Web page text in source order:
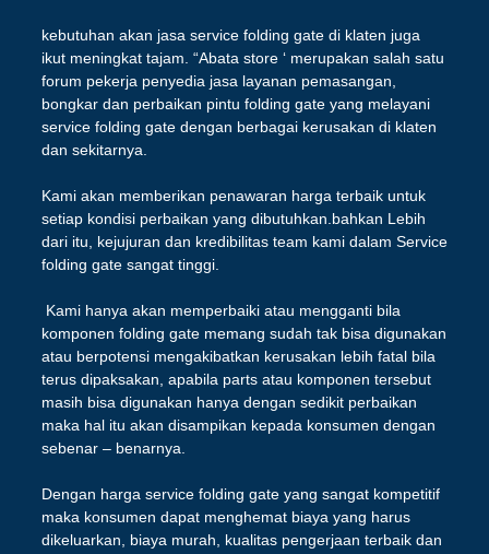
kebutuhan akan jasa service folding gate di klaten juga
ikut meningkat tajam. “Abata store ‘ merupakan salah satu
forum pekerja penyedia jasa layanan pemasangan,
bongkar dan perbaikan pintu folding gate yang melayani
service folding gate dengan berbagai kerusakan di klaten
dan sekitarnya.
Kami akan memberikan penawaran harga terbaik untuk
setiap kondisi perbaikan yang dibutuhkan.bahkan Lebih
dari itu, kejujuran dan kredibilitas team kami dalam Service
folding gate sangat tinggi.
Kami hanya akan memperbaiki atau mengganti bila
komponen folding gate memang sudah tak bisa digunakan
atau berpotensi mengakibatkan kerusakan lebih fatal bila
terus dipaksakan, apabila parts atau komponen tersebut
masih bisa digunakan hanya dengan sedikit perbaikan
maka hal itu akan disampikan kepada konsumen dengan
sebenar – benarnya.
Dengan harga service folding gate yang sangat kompetitif
maka konsumen dapat menghemat biaya yang harus
dikeluarkan, biaya murah, kualitas pengerjaan terbaik dan